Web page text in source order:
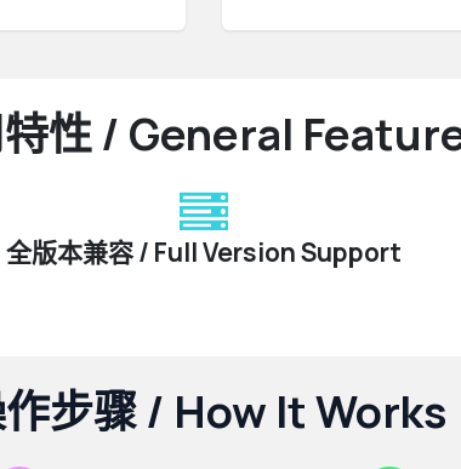
性 / General
全版本兼容 / Full Version Support
步骤 / How It Works